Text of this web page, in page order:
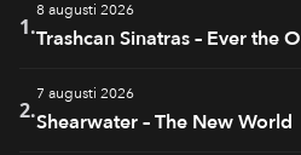
1.
8 augusti 2026
Trashcan Sinatras – Ever the
2.
7 augusti 2026
Shearwater – The New World